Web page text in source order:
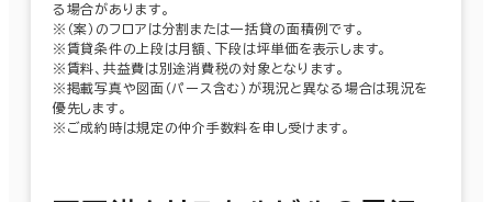
る場合があります。
※（案）のフロアは分割または一括貸の面積例です。
※賃貸条件の上段は月額、下段は坪単価を表示します。
※賃料、共益費は別途消費税の対象となります。
※掲載写真や図面（パース含む）が現況と異なる場合は現況を
優先します。
※ご成約時は規定の仲介手数料を申し受けます。